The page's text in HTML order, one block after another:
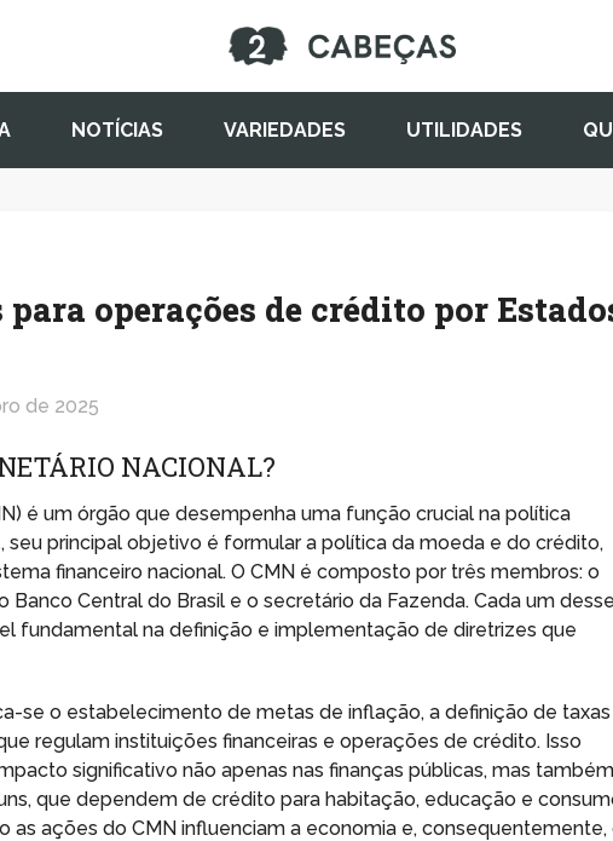
NOTÍCIAS VARIEDADES UTILIDADES
operações de crédito por
de 2025
NACIONAL?
é um órgão que desempenha uma função crucial na política
seu principal objetivo é formular a política da moeda e do crédito,
financeiro nacional. O CMN é composto por três membros: o
Banco Central do Brasil e o secretário da Fazenda. Cada um
fundamental na definição e implementação de diretrizes que
se o estabelecimento de metas de inflação, a definição de taxas
regulam instituições financeiras e operações de crédito. Isso
significativo não apenas nas finanças públicas, mas
que dependem de crédito para habitação, educação e
as ações do CMN influenciam a economia e, consequentemente,